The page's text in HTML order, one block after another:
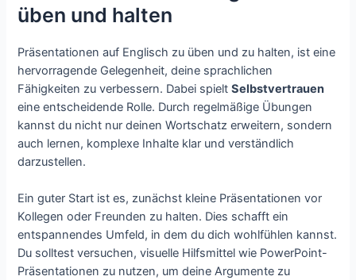
üben und halten
Präsentationen auf Englisch zu üben und zu halten, ist eine
hervorragende Gelegenheit, deine sprachlichen
Fähigkeiten zu verbessern. Dabei spieltSelbstvertrauen
eine entscheidende Rolle. Durch regelmäßige Übungen
kannst du nicht nur deinen Wortschatz erweitern, sondern
auch lernen, komplexe Inhalte klar und verständlich
darzustellen.
Ein guter Start ist es, zunächst kleine Präsentationen vor
Kollegen oder Freunden zu halten. Dies schafft ein
entspannendes Umfeld, in dem du dich wohlfühlen kannst.
Du solltest versuchen, visuelle Hilfsmittel wie PowerPoint-
Präsentationen zu nutzen, um deine Argumente zu